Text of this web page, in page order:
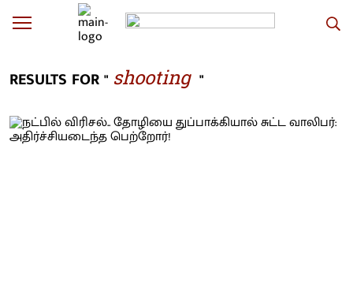
RESULTS FOR " shooting "